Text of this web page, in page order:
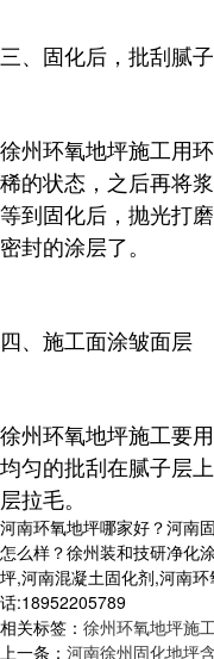
三、固化后，批刮腻
徐州环氧地坪施工用
稀的状态，之后再将
等到固化后，抛光打
密封的涂层了。
四、施工面涂皱面层
徐州环氧地坪施工要
均匀的批刮在腻子层
层拉毛。
河南环氧地坪哪家好？河南
怎么样？徐州装和技研净化
坪,河南混凝土固化剂,河南
话:18952205789
相关标签： 徐州环氧地坪施工
上一条： 河南徐州固化地坪